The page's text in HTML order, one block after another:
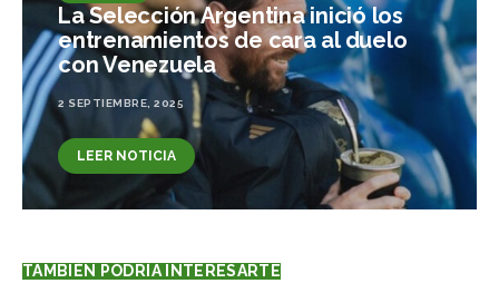
La Selección Argentina inició los
entrenamientos de cara al duelo
con Venezuela
2 SEPTIEMBRE, 2025
LEER NOTICIA
TAMBIÉN PODRÍA INTERESARTE